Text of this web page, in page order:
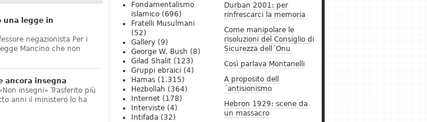
una legge in
negazionista Per i
Mancino che non
ancora insegna
insegni» Trasferito più
anni il ministero lo ha
Durban 2001: per
rinfrescarci la memoria
Come manipolare le
risoluzioni del Consiglio di
Sicurezza dell´Onu
Così parlava Montanelli
A proposito dell
´antisionismo
Hebron 1929: scene da
un massacro
Fondamentalismo
islamico (696)
Fratelli Musulmani
(52)
Gallery (9)
George W. Bush (8)
Gilad Shalit (123)
Gruppi ebraici (4)
Hamas (1.315)
Hezbollah (364)
Internet (178)
Interviste (4)
Intifada (32)